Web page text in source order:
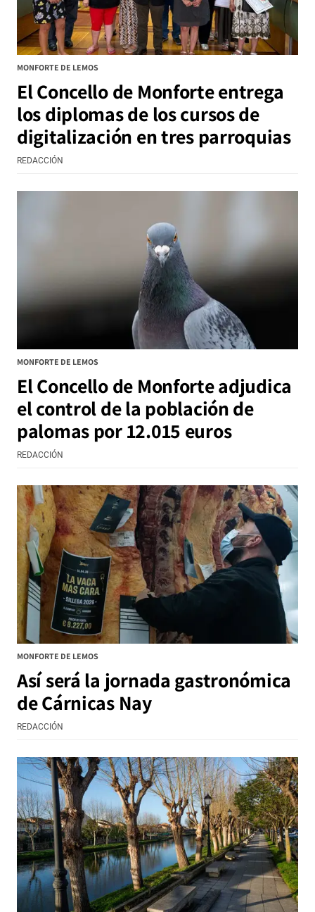
MONFORTE DE LEMOS
El Concello de Monforte entrega
los diplomas de los cursos de
digitalización en tres parroquias
REDACCIÓN
MONFORTE DE LEMOS
El Concello de Monforte adjudica
el control de la población de
palomas por 12.015 euros
REDACCIÓN
MONFORTE DE LEMOS
Así será la jornada gastronómica
de Cárnicas Nay
REDACCIÓN